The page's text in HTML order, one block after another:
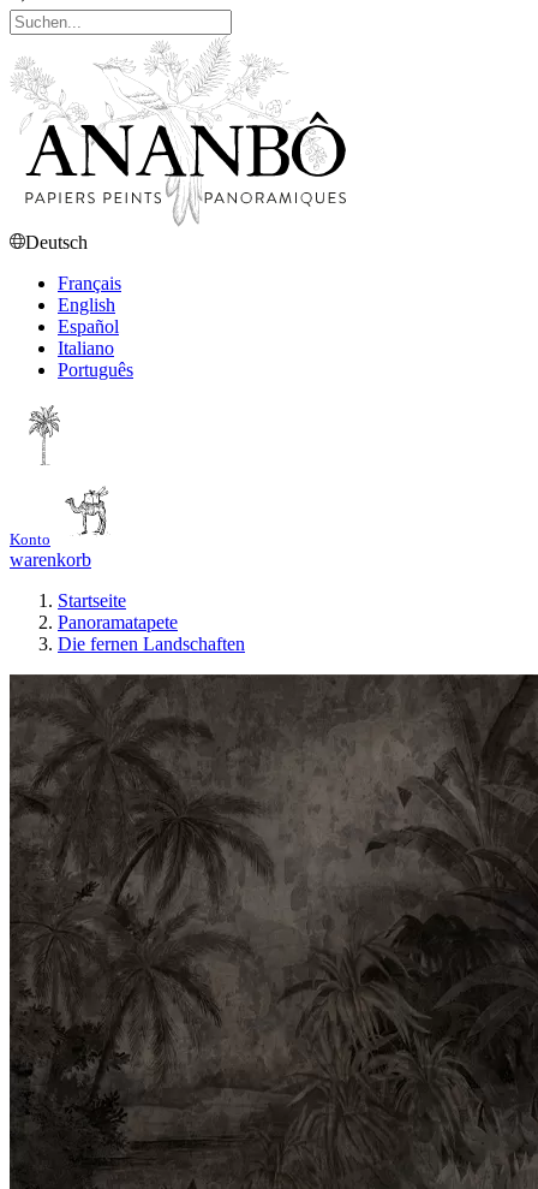
Deutsch
Français
English
Español
Italiano
Português
Konto
warenkorb
Startseite
Panoramatapete
Die fernen Landschaften